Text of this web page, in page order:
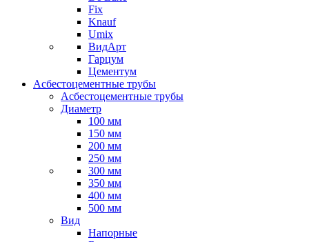
Fix
Knauf
Umix
ВидАрт
Гарцум
Цементум
Асбестоцементные трубы
Асбестоцементные трубы
Диаметр
100 мм
150 мм
200 мм
250 мм
300 мм
350 мм
400 мм
500 мм
Вид
Напорные